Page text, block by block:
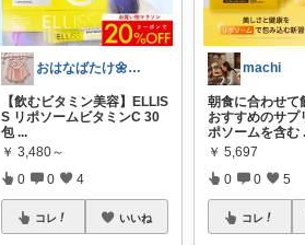
おはなばたけ🌼低浮上で再開🙇‍♀️
【飲むビタミン美容】ELLIS
S リポソームビタミンC 30
包 ...
￥ 3,480～
0 0 4
コレ いいね
machi
朝食に合わせて
おすすめのサプ
ポソームを含む
￥ 5,697
0 0 5
コレ